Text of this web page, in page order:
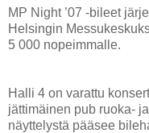
MP Night ’07 -bileet
Helsingin
5 000 nopeimmalle.
Halli 4 on varattu
jättimäinen pub ruoka-
näyttelystä pääsee